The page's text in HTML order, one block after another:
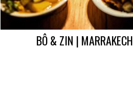
BÔ & ZIN | MARRAKECH